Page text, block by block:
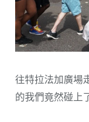
往特拉法加廣場
的我們竟然碰上